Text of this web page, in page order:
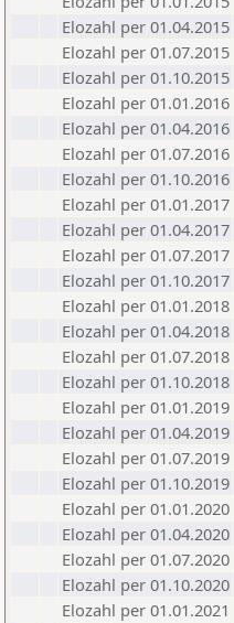
Elozahl per 01.04.2015
Elozahl per 01.07.2015
Elozahl per 01.10.2015
Elozahl per 01.01.2016
Elozahl per 01.04.2016
Elozahl per 01.07.2016
Elozahl per 01.10.2016
Elozahl per 01.01.2017
Elozahl per 01.04.2017
Elozahl per 01.07.2017
Elozahl per 01.10.2017
Elozahl per 01.01.2018
Elozahl per 01.04.2018
Elozahl per 01.07.2018
Elozahl per 01.10.2018
Elozahl per 01.01.2019
Elozahl per 01.04.2019
Elozahl per 01.07.2019
Elozahl per 01.10.2019
Elozahl per 01.01.2020
Elozahl per 01.04.2020
Elozahl per 01.07.2020
Elozahl per 01.10.2020
Elozahl per 01.01.2021